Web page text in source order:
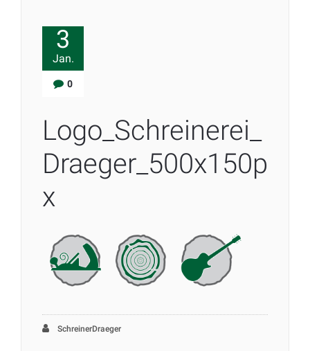
3
Jan.
0
Logo_Schreinerei_
Draeger_500x150p
x
SchreinerDraeger